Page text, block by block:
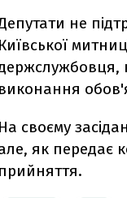
не
Київської
виконання
На своєму
як передає
прийняття.